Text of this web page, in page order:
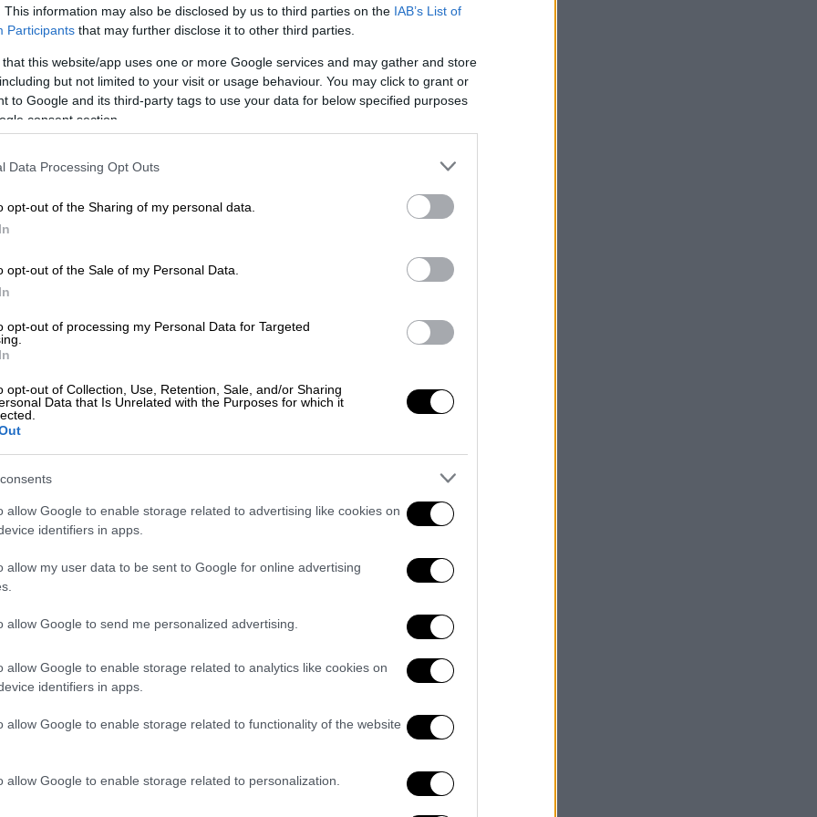
This information may also be disclosed by us to third parties on the IAB’s List of
Participants that may further disclose it to other third parties.
that this website/app uses one or more Google services and may gather and store
but not limited to your visit or usage behaviour. You may click to grant or
to Google and its third-party tags to use your data for below specified purposes
consent section.
Data Processing Opt Outs
opt-out of the Sharing of my personal data.
opt-out of the Sale of my Personal Data.
opt-out of processing my Personal Data for Targeted
opt-out of Collection, Use, Retention, Sale, and/or Sharing
Data that Is Unrelated with the Purposes for which it
allow Google to enable storage related to advertising like cookies on
identifiers in apps.
allow my user data to be sent to Google for online advertising
allow Google to send me personalized advertising.
allow Google to enable storage related to analytics like cookies on
identifiers in apps.
allow Google to enable storage related to functionality of the website
allow Google to enable storage related to personalization.
ο Άγγελος Παπαδημητρίου,
από τους λογαριασμούς τους στα
τους.
της Μαριαλένας Ρουμελιώτη, η οποία
σκέψεις και συναισθήματα από τη
μωρό της, περιγράφοντας τη γέννα ως
αγώνα.